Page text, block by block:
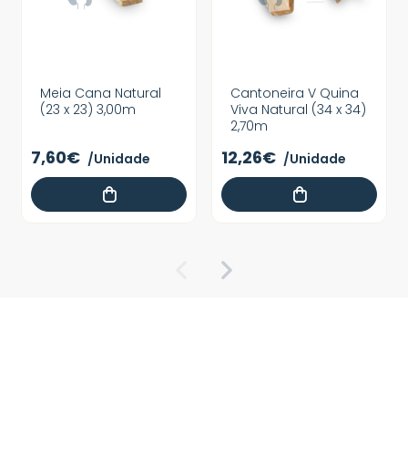
Meia Cana Natural
(23 x 23) 3,00m
7,60€ /Unidade
Cantoneira V Quina
Viva Natural (34 x 34)
2,70m
12,26€ /Unidade